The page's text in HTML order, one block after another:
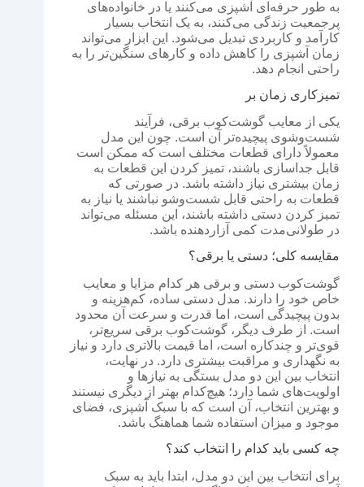
به طور حرفه‌ای آشپزی می‌کنند یا در خانواده‌های
پرجمعیت زندگی می‌کنند، به یک انتخاب بسیار
کارآمد و کاربردی تبدیل می‌شود. این ابزار می‌تواند
زمان آشپزی را کاهش داده و کارهای سنگین‌تر را به
راحتی انجام دهد.
تمیزکاری زمان بر
یکی از معایب گوشت‌کوب برقی، فرآیند
شست‌وشوی پیچیده‌تر آن است. چون این مدل
معمولاً دارای قطعات مختلف است که ممکن است
قابل جداسازی باشند، تمیز کردن این قطعات به
زمان بیشتری نیاز داشته باشد. در صورتی که
قطعات به راحتی قابل شست‌وشو نباشند یا نیاز به
تمیز کردن دستی داشته باشند، این مسئله می‌تواند
در طولانی‌مدت کمی آزاردهنده باشد.
مقایسه کلی؛ دستی یا برقی؟
گوشت‌کوب دستی و برقی هر کدام مزایا و معایب
خاص خود را دارند. مدل دستی ساده، کم‌هزینه و
بدون پیچیدگی است، اما قدرت و سرعت آن محدود
است. از طرف دیگر، گوشت‌کوب برقی سریع‌تر،
قوی‌تر و چندکاره است، اما قیمت بالاتری دارد و نیاز
به نگهداری و مراقبت بیشتری دارد. در نهایت،
انتخاب بین این دو مدل بستگی به نیازها و
اولویت‌های شما دارد؛ هیچ‌کدام بهتر از دیگری نیستند
و بهترین انتخاب، آن است که با سبک آشپزی، فضای
موجود و میزان استفاده شما هماهنگ باشد.
چه کسی باید کدام را انتخاب کند؟
برای انتخاب بین این دو مدل، ابتدا باید به سبک